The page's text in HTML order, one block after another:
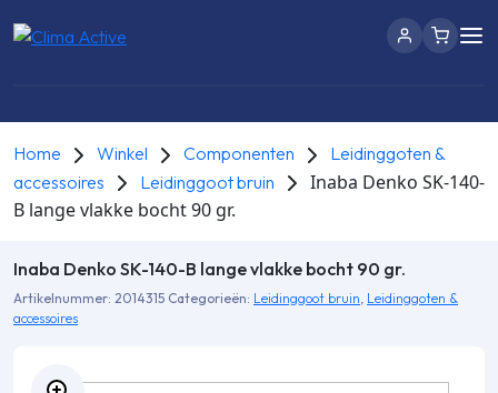
Home Winkel Componenten
Leidinggoten &
accessoires
Leidinggoot bruin
Inaba Denko SK-140-
B lange vlakke bocht 90 gr.
Inaba Denko SK-140-B lange vlakke bocht 90 gr.
Artikelnummer: 2014315 Categorieën: Leidinggoot bruin, Leidinggoten &
accessoires